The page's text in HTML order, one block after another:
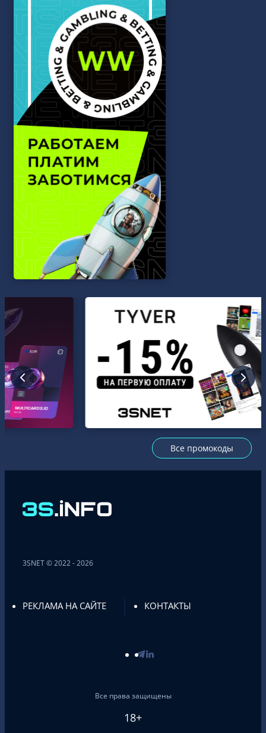
Все промокоды
3SNET © 2022 - 2026
РЕКЛАМА НА САЙТЕ КОНТАКТЫ
Все права защищены
18+